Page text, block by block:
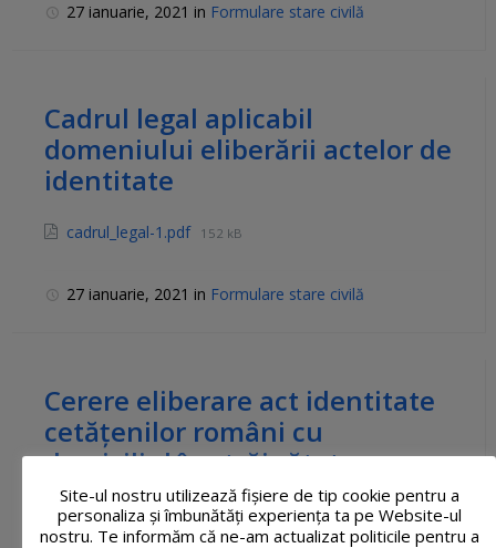
27 ianuarie, 2021 in Formulare stare civilă
Cadrul legal aplicabil
domeniului eliberării actelor de
identitate
cadrul_legal-1.pdf 152 kB
27 ianuarie, 2021 in Formulare stare civilă
Cerere eliberare act identitate
cetățenilor români cu
domiciliul în străinătate
cerere_act_identitate_CRDS-1.pdf 38 kB
Site-ul nostru utilizează fişiere de tip cookie pentru a
personaliza și îmbunătăți experiența ta pe Website-ul
nostru. Te informăm că ne-am actualizat politicile pentru a